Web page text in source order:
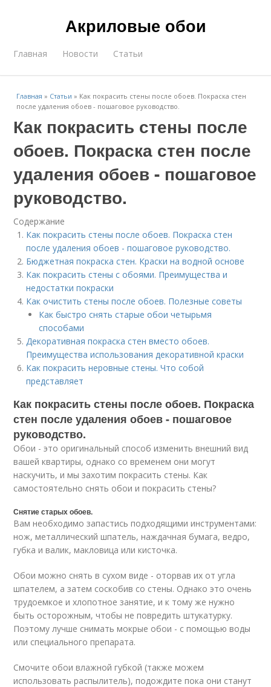
Акриловые обои
Главная Новости Статьи
Главная » Статьи » Как покрасить стены после обоев. Покраска стен
после удаления обоев - пошаговое руководство.
Как покрасить стены после
обоев. Покраска стен после
удаления обоев - пошаговое
руководство.
Содержание
Как покрасить стены после обоев. Покраска стен
после удаления обоев - пошаговое руководство.
Бюджетная покраска стен. Краски на водной основе
Как покрасить стены с обоями. Преимущества и
недостатки покраски
Как очистить стены после обоев. Полезные советы
Как быстро снять старые обои четырьмя
способами
Декоративная покраска стен вместо обоев.
Преимущества использования декоративной краски
Как покрасить неровные стены. Что собой
представляет
Как покрасить стены после обоев. Покраска
стен после удаления обоев - пошаговое
руководство.
Обои - это оригинальный способ изменить внешний вид
вашей квартиры, однако со временем они могут
наскучить, и мы захотим покрасить стены. Как
самостоятельно снять обои и покрасить стены?
Снятие старых обоев.
Вам необходимо запастись подходящими инструментами:
нож, металлический шпатель, наждачная бумага, ведро,
губка и валик, макловица или кисточка.
Обои можно снять в сухом виде - оторвав их от угла
шпателем, а затем соскобив со стены. Однако это очень
трудоемкое и хлопотное занятие, и к тому же нужно
быть осторожным, чтобы не повредить штукатурку.
Поэтому лучше снимать мокрые обои - с помощью воды
или специального препарата.
Смочите обои влажной губкой (также можем
использовать распылитель), подождите пока они станут